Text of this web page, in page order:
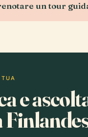
un tour
e